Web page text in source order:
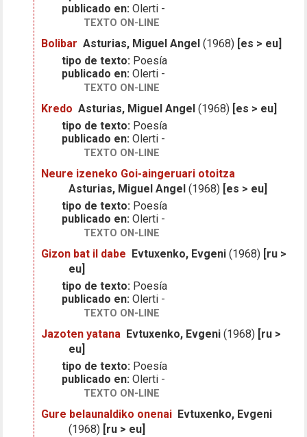
publicado en: Olerti -
TEXTO ON-LINE
Bolibar Asturias, Miguel Angel (1968) [es > eu]
tipo de texto: Poesía
publicado en: Olerti -
TEXTO ON-LINE
Kredo Asturias, Miguel Angel (1968) [es > eu]
tipo de texto: Poesía
publicado en: Olerti -
TEXTO ON-LINE
Neure izeneko Goi-aingeruari otoitza
Asturias, Miguel Angel (1968) [es > eu]
tipo de texto: Poesía
publicado en: Olerti -
TEXTO ON-LINE
Gizon bat il dabe Evtuxenko, Evgeni (1968) [ru >
eu]
tipo de texto: Poesía
publicado en: Olerti -
TEXTO ON-LINE
Jazoten yatana Evtuxenko, Evgeni (1968) [ru >
eu]
tipo de texto: Poesía
publicado en: Olerti -
TEXTO ON-LINE
Gure belaunaldiko onenai Evtuxenko, Evgeni
(1968) [ru > eu]